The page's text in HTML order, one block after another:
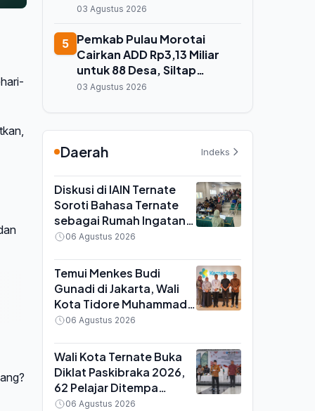
03 Agustus 2026
5 Pemkab Pulau Morotai
Cairkan ADD Rp3,13 Miliar
untuk 88 Desa, Siltap
Perangkat Desa Desember
03 Agustus 2026
Daerah Indeks
Diskusi di IAIN Ternate
Soroti Bahasa Ternate
sebagai Rumah Ingatan,
Yayasan Pustaka Pangaji
06 Agustus 2026
Temui Menkes Budi
Gunadi di Jakarta, Wali
Kota Tidore Muhammad
Sinen Bawa Sejumlah
Daerah
06 Agustus 2026
Wali Kota Ternate Buka
Diklat Paskibraka 2026,
62 Pelajar Ditempa
Disiplin dan
06 Agustus 2026